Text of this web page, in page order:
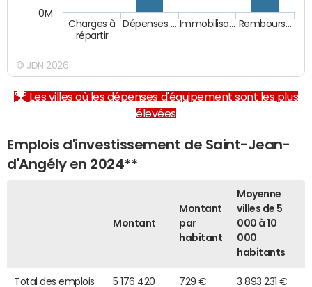
Charges à
répartir
Dépenses … Immobilisa… Rembours…
0M
© JDN 2026
Les villes où les dépenses d'équipement sont les plus
élevées
Emplois d'investissement de Saint-Jean-
d'Angély en 2024**
Montant
Montant
par
habitant
Moyenne
villes de 5
000 à 10
000
habitants
Total des emplois
5 176 420
729 € 3 893 231 €